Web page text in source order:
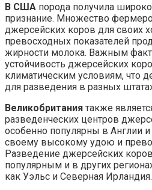
В США порода получила
признание. Множество
джерсейских коров для своих
превосходных показателей
жирности молока. Важным
устойчивость джерсейских
климатическим условиям, что
для разведения в разных
Великобритания также
разведенческих центров
особенно популярны в Англии
своему высокому удою и
Разведение джерсейских
популярным и в других
как Уэльс и Северная Ирландия.